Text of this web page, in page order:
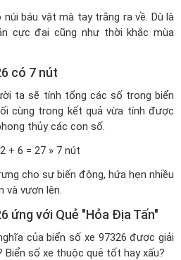
núi báu vật mà tay trắng ra về. Dù là
cực đại cũng như thời khắc mùa
có 7 nút
ta sẽ tính tổng các số trong biển
cùng trong kết quả vừa tính được
thủy các con số.
+ 6 = 27 » 7 nút
cho sự biến động, hứa hẹn nhiều
và vươn lên.
ứng với Quẻ "Hỏa Địa Tấn"
của biển số xe 97326 được giải
Biển số xe thuộc quẻ tốt hay xấu?